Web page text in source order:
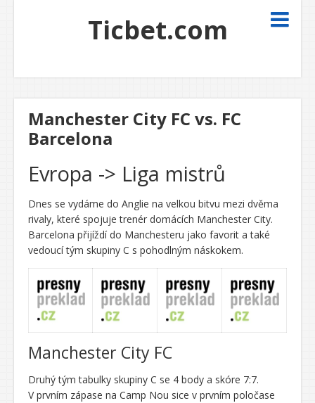
Ticbet.com
Manchester City FC vs. FC
Barcelona
Evropa -> Liga mistrů
Dnes se vydáme do Anglie na velkou bitvu mezi dvěma
rivaly, které spojuje trenér domácích Manchester City.
Barcelona přijíždí do Manchesteru jako favorit a také
vedoucí tým skupiny C s pohodlným náskokem.
Manchester City FC
Druhý tým tabulky skupiny C se 4 body a skóre 7:7.
V prvním zápase na Camp Nou sice v prvním poločase